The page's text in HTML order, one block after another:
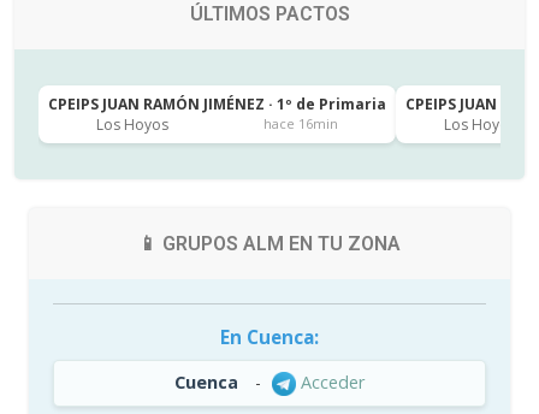
ÚLTIMOS PACTOS
CPEIPS JUAN RAMÓN JIMÉNEZ · 1º de Primaria
Los Hoyos
hace 16min
CPEIPS JUAN
Los Hoyos
📱 GRUPOS ALM EN TU ZONA
En Cuenca:
Cuenca - Acceder